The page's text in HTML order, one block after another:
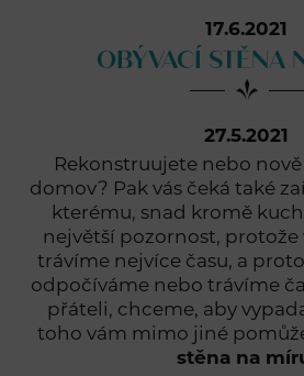
17.6.2021
OBÝVACÍ STĚNA
27.5.2021
Rekonstruujete nebo
domov? Pak vás čeká také
kterému, snad kromě
největší pozornost,
trávíme nejvíce času, a
odpočíváme nebo trávíme
přáteli, chceme, aby
toho vám mimo jiné
stěna na